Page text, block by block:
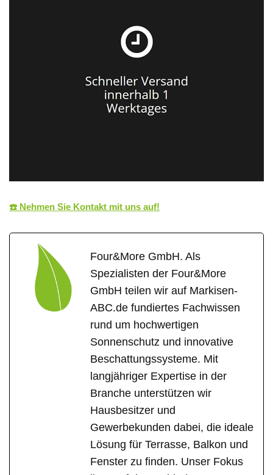
☎️ Nehmen Sie Kontakt mit uns auf!
Four&More GmbH. Als
Spezialisten der Four&More
GmbH teilen wir auf Markisen-
ABC.de fundiertes Fachwissen
rund um hochwertigen
Sonnenschutz und innovative
Beschattungssysteme. Mit
langjähriger Expertise in der
Branche unterstützen wir
Hausbesitzer und
Gewerbekunden dabei, die ideale
Lösung für Terrasse, Balkon und
Fenster zu finden. Unser Fokus